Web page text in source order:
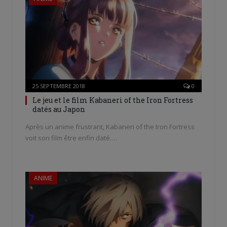
25 SEPTEMBRE 2018 0
Le jeu et le film Kabaneri of the Iron Fortress
datés au Japon
Après un anime frustrant, Kabaneri of the Iron Fortress
voit son film être enfin daté.…
ANIME